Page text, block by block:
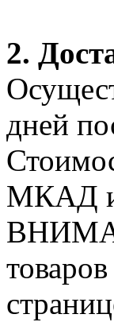
2.
дней
МКАД и